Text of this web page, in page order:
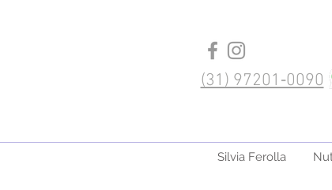
(‪31) 97201‑0090‬
Silvia Ferolla